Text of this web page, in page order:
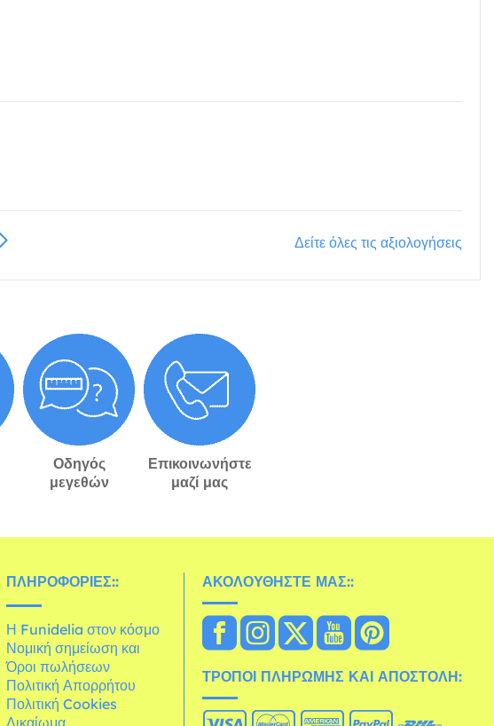
Δείτε όλες τις αξιολογήσεις
Οδηγός
μεγεθών
Επικοινωνήστε
μαζί μας
ΠΛΗΡΟΦΟΡΊΕΣ::
Η Funidelia στον κόσμο
Νομική σημείωση και
Όροι πωλήσεων
Πολιτική Απορρήτου
Πολιτική Cookies
ΑΚΟΛΟΥΘΉΣΤΕ ΜΑΣ::
ΤΡΌΠΟΙ ΠΛΗΡΩΜΉΣ ΚΑΙ ΑΠΟΣΤΟΛΉ: